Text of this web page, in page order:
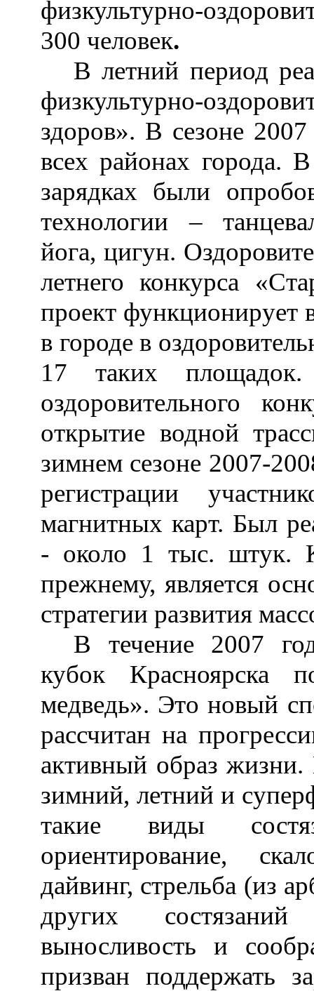
физкультурно-
300 человек.
В летний период
физкультурно-
здоров». В сезоне
всех районах города.
зарядках были
технологии–
йога, цигун.
летнего конкурса
проект функционирует
в городе в
17 таких
оздоровительного
открытие водной
зимнем сезоне 2007-
регистрации
магнитных карт. Был
- около 1 тыс. штук.
прежнему, является
стратегии развития
В течение 2007
кубок Красноярска
медведь». Это новый
рассчитан на
активный образ жизни.
зимний, летний и
такие виды
ориентирование,
дайвинг, стрельба (из
других
выносливость и
призван поддержать